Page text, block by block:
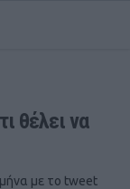
θέλει να
με το tweet